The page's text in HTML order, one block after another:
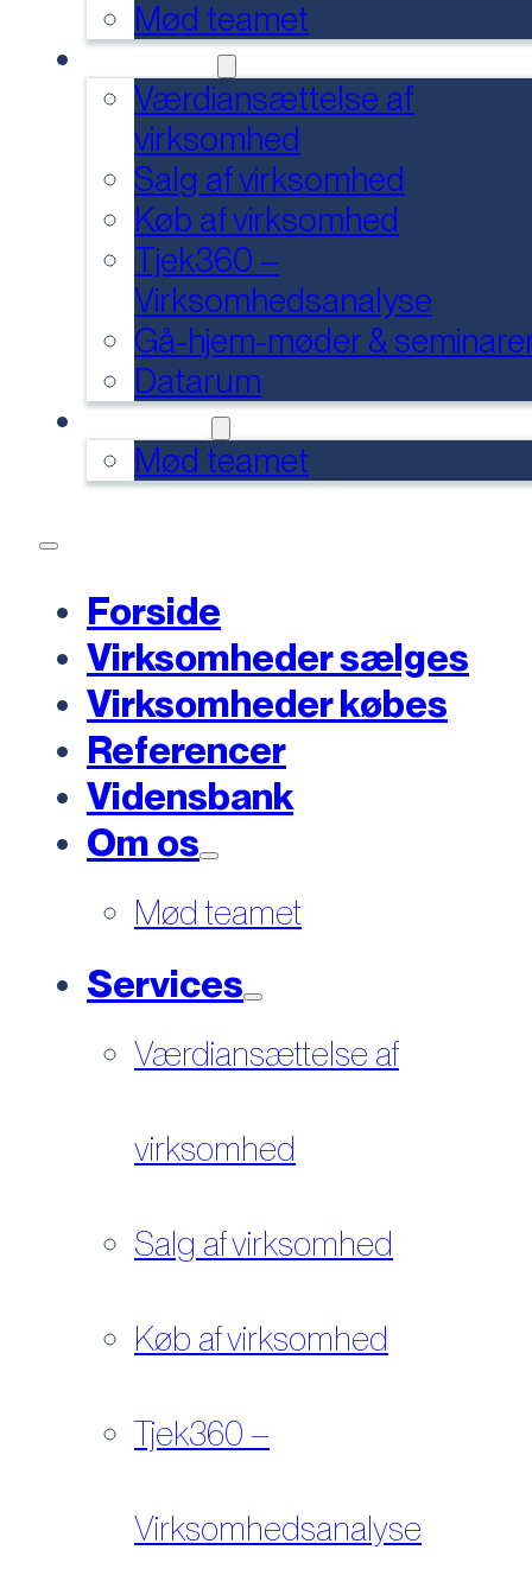
Mød teamet
Værdiansættelse af
virksomhed
Salg af virksomhed
Køb af virksomhed
Tjek360 –
Virksomhedsanalyse
Gå-hjem-møder &
Datarum
Mød teamet
Forside
Virksomheder sælges
Virksomheder købes
Referencer
Vidensbank
Om os
Mød teamet
Services
Værdiansættelse af
virksomhed
Salg af virksomhed
Køb af virksomhed
Tjek360 –
Virksomhedsanalyse